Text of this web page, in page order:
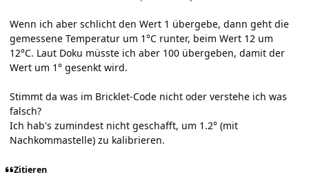
Wenn ich aber schlicht den Wert 1 übergebe, dann geht die
gemessene Temperatur um 1°C runter, beim Wert 12 um
12°C. Laut Doku müsste ich aber 100 übergeben, damit der
Wert um 1° gesenkt wird.
Stimmt da was im Bricklet-Code nicht oder verstehe ich was
falsch?
Ich hab's zumindest nicht geschafft, um 1.2° (mit
Nachkommastelle) zu kalibrieren.
Zitieren